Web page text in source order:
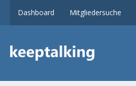
Dashboard Mitgliedersuche